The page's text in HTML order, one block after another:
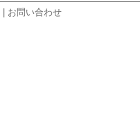
お問い合わせ